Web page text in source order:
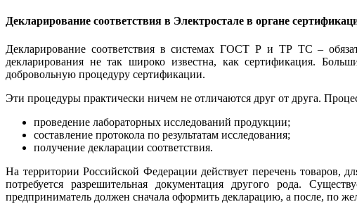
Декларирование соответствия в Электростале в органе
Декларирование соответствия в системах ГОСТ Р и ТР ТС –
декларирования не так широко известна, как сертификация.
добровольную процедуру сертификации.
Эти процедуры практически ничем не отличаются друг от друга.
проведение лабораторных исследований продукции;
составление протокола по результатам исследования;
получение декларации соответствия.
На территории Российской Федерации действует перечень товаров,
потребуется разрешительная документация другого рода.
предприниматель должен сначала оформить декларацию, а после, по